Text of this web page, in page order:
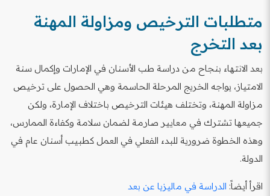
متطلبات الترخيص ومزاولة المهنة
بعد التخرج
بعد الانتهاء بنجاح من دراسة طب الأسنان في الإمارات وإكمال سنة
الامتياز، يواجه الخريج المرحلة الحاسمة وهي الحصول على ترخيص
مزاولة المهنة، وتختلف هيئات الترخيص باختلاف الإمارة، ولكن
جميعها تشترك في معايير صارمة لضمان سلامة وكفاءة الممارس،
وهذه الخطوة ضرورية للبدء الفعلي في العمل كطبيب أسنان عام في
الدولة.
اقرأ أيضاً: الدراسة في ماليزيا عن بعد